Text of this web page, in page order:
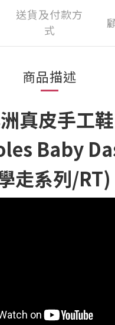
送貨及付款方
式
商品描述
真皮手工鞋
Baby
走系列/RT)